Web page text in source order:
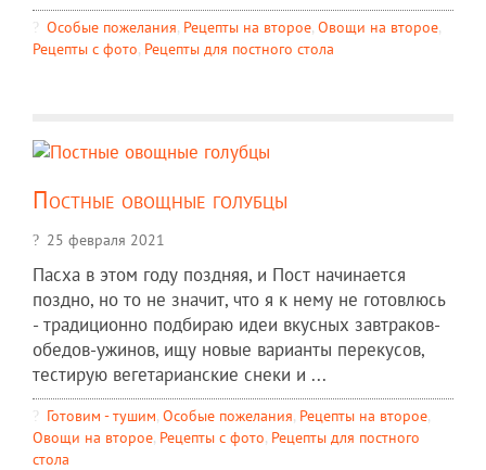
Особые пожелания, Рецепты на второе, Овощи на второе,
Рецепты c фото, Рецепты для постного стола
Постные овощные голубцы
25 февраля 2021
Пасха в этом году поздняя, и Пост начинается
поздно, но то не значит, что я к нему не готовлюсь
- традиционно подбираю идеи вкусных завтраков-
обедов-ужинов, ищу новые варианты перекусов,
тестирую вегетарианские снеки и ...
Готовим - тушим, Особые пожелания, Рецепты на второе,
Овощи на второе, Рецепты c фото, Рецепты для постного
стола